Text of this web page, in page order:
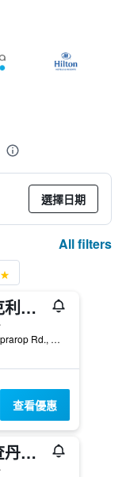
選擇日期
All filters
水門伯克利酒店
559 Ratcharaprarop Rd., Makkasan, Ratchathewi, Ba, 曼谷, 泰國
查看優惠
曼谷拉查丹利中心酒店